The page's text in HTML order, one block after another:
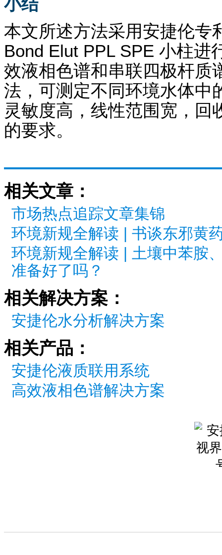
本文所述方法采用安捷伦专
Bond Elut PPL SPE 小柱进
效液相色谱和串联四极杆质
法，可测定不同环境水体中
灵敏度高，线性范围宽，回
的要求。
相关文章：
市场热点追踪文章集锦
环境新规全解读 | 书谈东邪黄
环境新规全解读 | 土壤中苯胺
准备好了吗？
相关解决方案：
安捷伦水分析解决方案
相关产品：
安捷伦液质联用系统
高效液相色谱解决方案